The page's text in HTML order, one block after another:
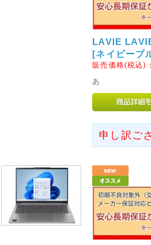
LAVIE
[ネイビーブ
販売価格(税込)
あ
申し訳ご